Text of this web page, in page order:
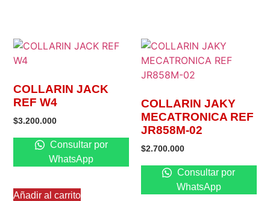
COLLARIN JACK
REF W4
$3.200.000
Consultar por
WhatsApp
Añadir al carrito
COLLARIN JAKY
MECATRONICA REF
JR858M-02
$2.700.000
Consultar por
WhatsApp